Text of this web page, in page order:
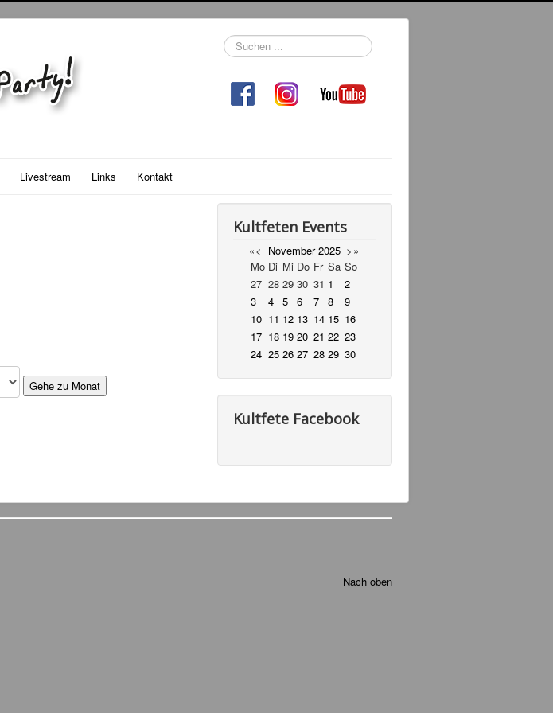
Suchen
...
Livestream Links Kontakt
Gehe zu Monat
Kultfeten Events
«< November 2025 > »
Mo Di Mi Do Fr Sa So
27 28 29 30 31 1
2
3
4 5 6 7 8
9
10 11 12 13 14 15 16
17 18 19 20 21 22 23
24 25 26 27 28 29 30
Kultfete Facebook
Nach oben